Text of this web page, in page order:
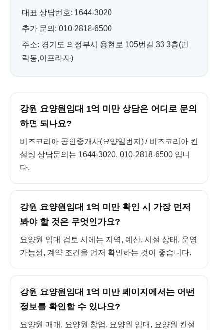
대표 상담번호: 1644-3020
추가 문의: 010-2818-6500
주소: 경기도 의정부시 용현로 105번길 33 3층(민
락동,이프라자)
강원 요양원임대 1억 미만 상담은 어디로 문의
하면 되나요?
비즈코리아 공인중개사(요양일번지) / 비즈코리아 컨
설팅 상담문의는 1644-3020, 010-2818-6500 입니
다.
강원 요양원임대 1억 미만 확인 시 가장 먼저
봐야 할 것은 무엇인가요?
요양원 임대 검토 시에는 지역, 예산, 시설 상태, 운영
가능성, 계약 조건을 먼저 확인하는 것이 좋습니다.
강원 요양원임대 1억 미만 페이지에서는 어떤
정보를 확인할 수 있나요?
요양원 매매, 요양원 창업, 요양원 임대, 요양원 컨설